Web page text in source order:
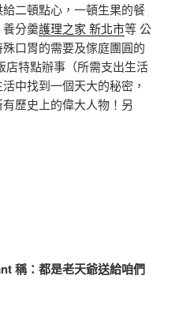
二頓點心，一頓生果的餐
分羹護理之家 新北市等 公
口胃的需要及傢庭團圓的
店特點辦事（所需支出生活
中找到一個天大的秘密，
歷史上的偉大人物！另
稱：都是老天爺送給咱們